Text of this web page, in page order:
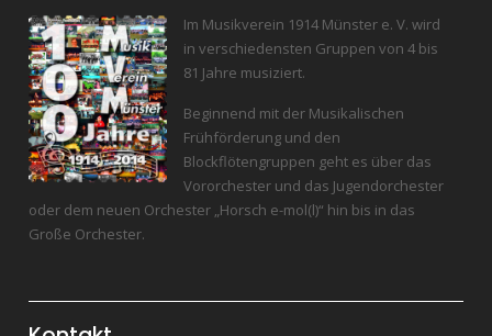
Im Musikverein 1914 Münster e. V. wird
in verschiedensten Gruppen von 4 bis
81 Jahre musiziert.
Beginnend mit der Musikalischen
Frühförderung und den
Blockflötengruppen geht es über das
Vororchester und das Jugendorchester
oder dem neuen Orchester „Horsch e-mol(l)“ hin bis in das
Große Orchester.